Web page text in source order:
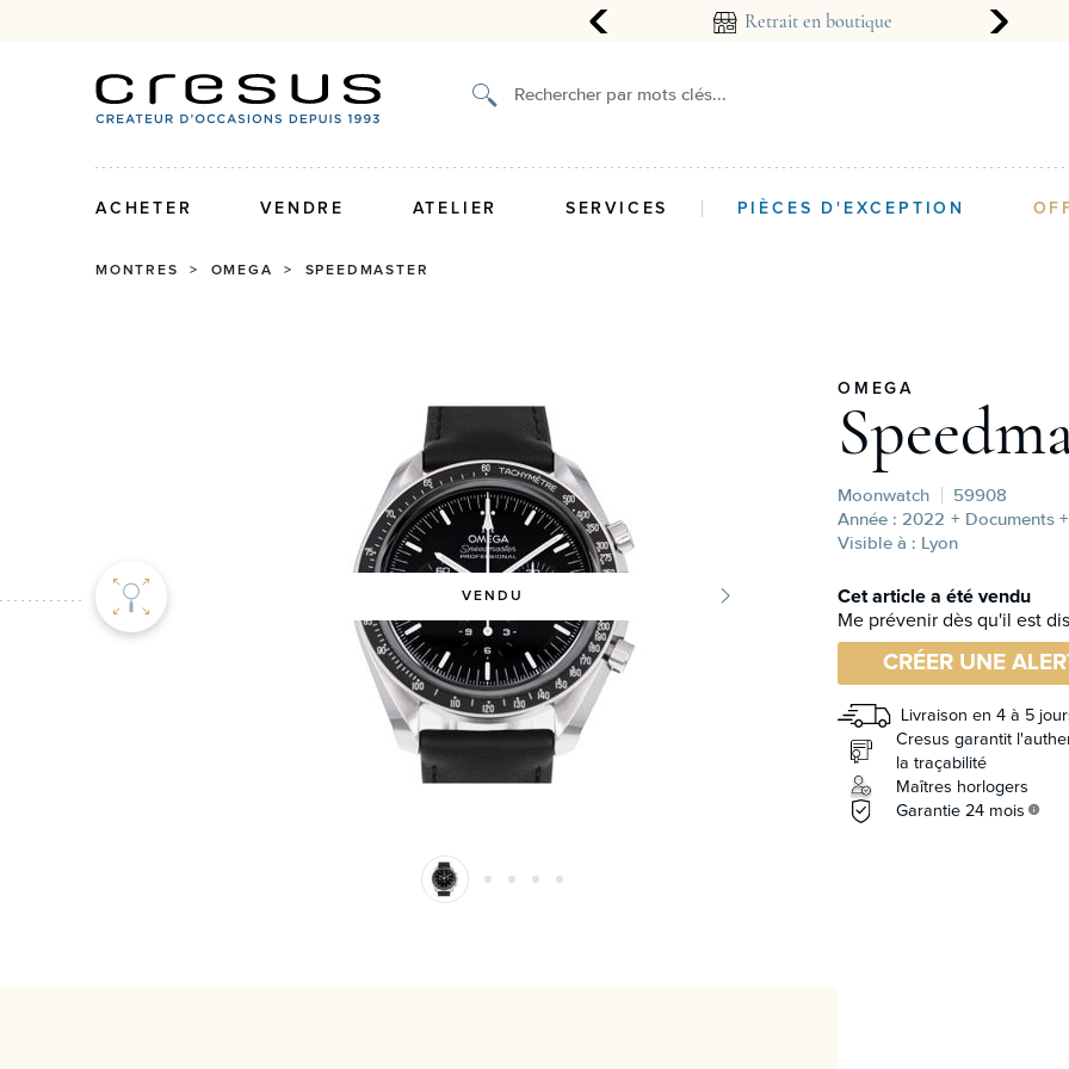
Authenticité certifiée et garantie 2 ans Retrait en boutique
Rechercher par mots clés...
ACHETER VENDRE ATELIER SERVICES PIÈCES D'EXCEPTION
MONTRES > OMEGA > SPEEDMASTER
VENDU
OMEGA
Moonwatch
59908
Année : 2022 + Documents
Visible à : Lyon
Cet article a été vendu
Me prévenir dès qu'il est
CRÉER UNE
Livraison en 4 à 5
Cresus garantit
la traçabilité
Maîtres horlogers
Garantie 24 mois info